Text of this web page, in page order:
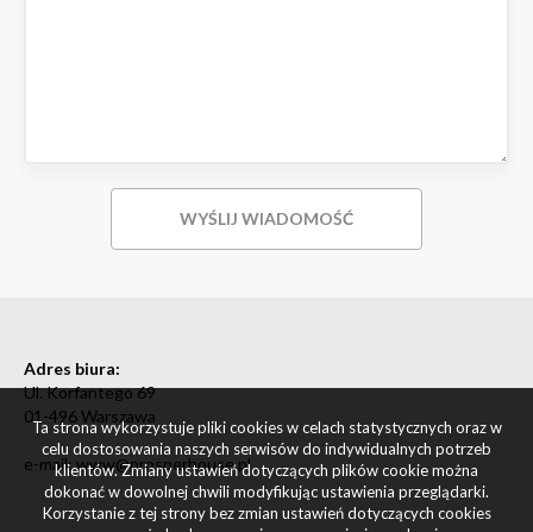
Adres biura:
Ul. Korfantego 69
01-496 Warszawa
e-mail: www@prosperhouse.pl
Ta strona wykorzystuje pliki cookies w celach statystycznych oraz w
celu dostosowania naszych serwisów do indywidualnych potrzeb
klientów. Zmiany ustawień dotyczących plików cookie można
dokonać w dowolnej chwili modyfikując ustawienia przeglądarki.
Korzystanie z tej strony bez zmian ustawień dotyczących cookies